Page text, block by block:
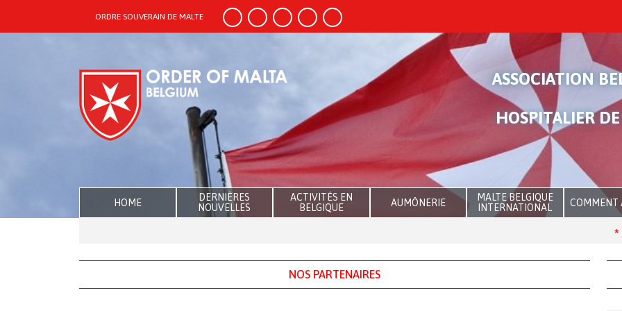
ORDRE SOUVERAIN DE MALTE
ASSOCIATION
HOSPITALIER
HOME
DERNIÈRES
NOUVELLES
ACTIVITÉS EN
BELGIQUE
AUMÔNERIE
MALTE BELGIQUE
INTERNATIONAL
COMMENT
NOS PARTENAIRES